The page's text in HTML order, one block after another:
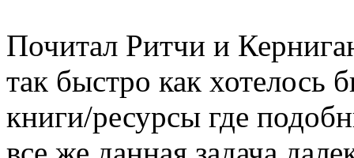
Почитал Ритчи и
так быстро как хотелось
книги/ресурсы где